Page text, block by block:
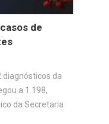
de
diagnósticos da
a 1.198,
da Secretaria